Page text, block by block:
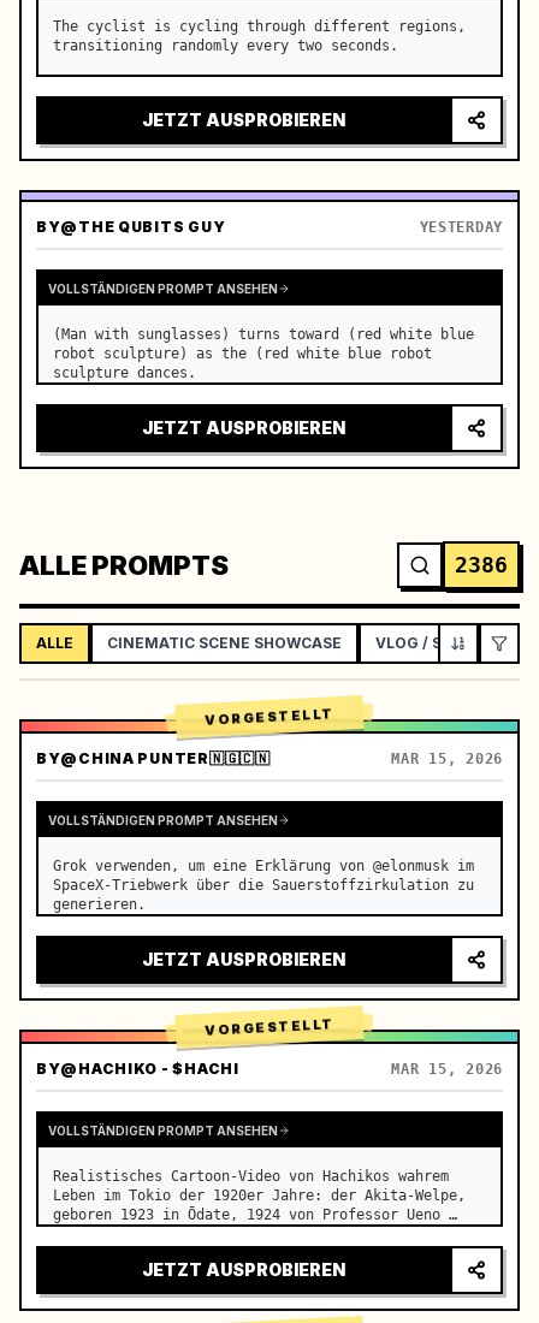
The cyclist is cycling through different regions,
transitioning randomly every two seconds.
JETZT AUSPROBIEREN
BY@THE QUBITS GUY YESTERDAY
VOLLSTÄNDIGEN PROMPT ANSEHEN
(Man with sunglasses) turns toward (red white blue
robot sculpture) as the (red white blue robot
sculpture dances.
JETZT AUSPROBIEREN
ALLE PROMPTS 2386
ALLE CINEMATIC SCENE SHOWCASE VLOG / SOCIAL
VORGESTELLT
BY@CHINA PUNTER🇳🇬🇨🇳 MAR 15, 2026
VOLLSTÄNDIGEN PROMPT ANSEHEN
Grok verwenden, um eine Erklärung von @elonmusk im
SpaceX-Triebwerk über die Sauerstoffzirkulation zu
generieren.
JETZT AUSPROBIEREN
VORGESTELLT
BY@HACHIKO - $HACHI MAR 15, 2026
VOLLSTÄNDIGEN PROMPT ANSEHEN
Realistisches Cartoon-Video von Hachikos wahrem
Leben im Tokio der 1920er Jahre: der Akita-Welpe,
geboren 1923 in Ōdate, 1924 von Professor Ueno
Hirnblutung und Hachik…
JETZT AUSPROBIEREN